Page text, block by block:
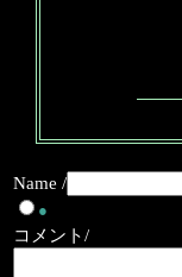
Name /
●
コメント/